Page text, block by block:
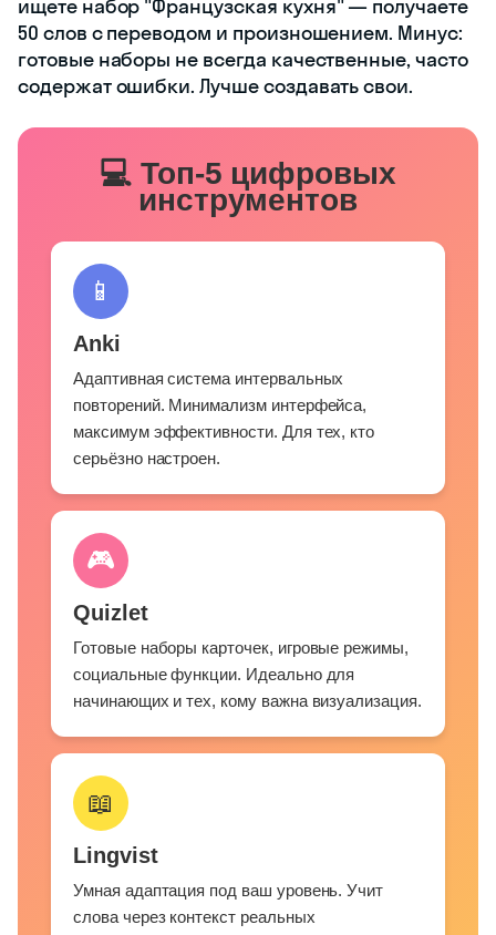
ищете набор "Французская кухня" — получаете
50 слов с переводом и произношением. Минус:
готовые наборы не всегда качественные, часто
содержат ошибки. Лучше создавать свои.
💻 Топ-5 цифровых
инструментов
📱
Anki
Адаптивная система интервальных
повторений. Минимализм интерфейса,
максимум эффективности. Для тех, кто
серьёзно настроен.
🎮
Quizlet
Готовые наборы карточек, игровые режимы,
социальные функции. Идеально для
начинающих и тех, кому важна визуализация.
📖
Lingvist
Умная адаптация под ваш уровень. Учит
слова через контекст реальных